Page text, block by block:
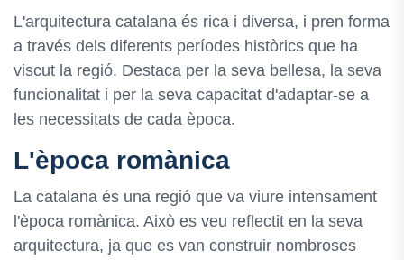
L'arquitectura catalana és rica i diversa, i pren forma
a través dels diferents períodes històrics que ha
viscut la regió. Destaca per la seva bellesa, la seva
funcionalitat i per la seva capacitat d'adaptar-se a
les necessitats de cada època.
L'època romànica
La catalana és una regió que va viure intensament
l'època romànica. Això es veu reflectit en la seva
arquitectura, ja que es van construir nombroses